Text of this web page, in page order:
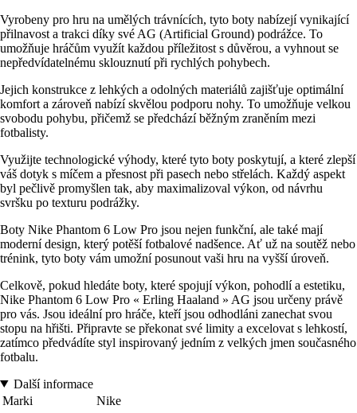
Vyrobeny pro hru na umělých trávnících, tyto boty nabízejí vynikající
přilnavost a trakci díky své AG (Artificial Ground) podrážce. To
umožňuje hráčům využít každou příležitost s důvěrou, a vyhnout se
nepředvídatelnému sklouznutí při rychlých pohybech.
Jejich konstrukce z lehkých a odolných materiálů zajišťuje optimální
komfort a zároveň nabízí skvělou podporu nohy. To umožňuje velkou
svobodu pohybu, přičemž se předchází běžným zraněním mezi
fotbalisty.
Využijte technologické výhody, které tyto boty poskytují, a které zlepší
váš dotyk s míčem a přesnost při pasech nebo střelách. Každý aspekt
byl pečlivě promyšlen tak, aby maximalizoval výkon, od návrhu
svršku po texturu podrážky.
Boty Nike Phantom 6 Low Pro jsou nejen funkční, ale také mají
moderní design, který potěší fotbalové nadšence. Ať už na soutěž nebo
trénink, tyto boty vám umožní posunout vaši hru na vyšší úroveň.
Celkově, pokud hledáte boty, které spojují výkon, pohodlí a estetiku,
Nike Phantom 6 Low Pro « Erling Haaland » AG jsou určeny právě
pro vás. Jsou ideální pro hráče, kteří jsou odhodláni zanechat svou
stopu na hřišti. Připravte se překonat své limity a excelovat s lehkostí,
zatímco předvádíte styl inspirovaný jedním z velkých jmen současného
fotbalu.
Další informace
Marki
Nike